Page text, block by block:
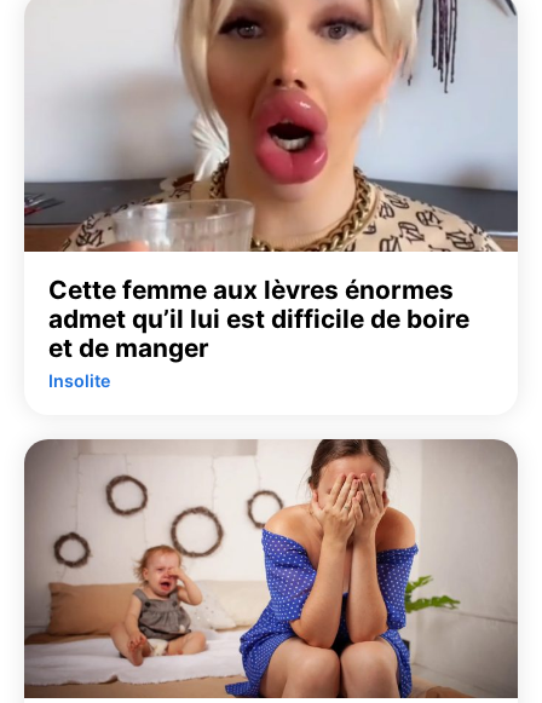
Cette femme aux lèvres énormes
admet qu’il lui est difficile de boire
et de manger
Insolite